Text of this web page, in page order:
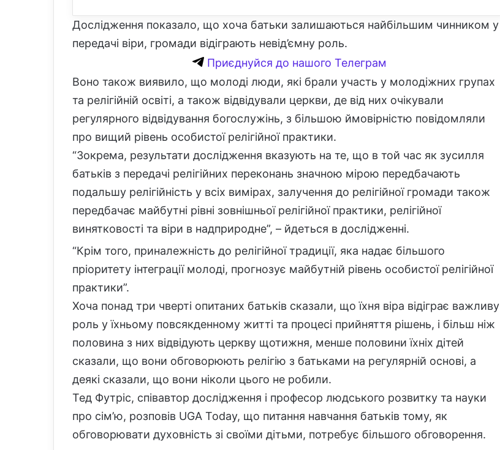
Дослідження показало, що хоча батьки залишаються найбільшим чинником у
передачі віри, громади відіграють невід’ємну роль.
Приєднуйся до нашого Телеграм
Воно також виявило, що молоді люди, які брали участь у молодіжних групах
та релігійній освіті, а також відвідували церкви, де від них очікували
регулярного відвідування богослужінь, з більшою ймовірністю повідомляли
про вищий рівень особистої релігійної практики.
“Зокрема, результати дослідження вказують на те, що в той час як зусилля
батьків з передачі релігійних переконань значною мірою передбачають
подальшу релігійність у всіх вимірах, залучення до релігійної громади також
передбачає майбутні рівні зовнішньої релігійної практики, релігійної
винятковості та віри в надприродне”, – йдеться в дослідженні.
“Крім того, приналежність до релігійної традиції, яка надає більшого
пріоритету інтеграції молоді, прогнозує майбутній рівень особистої релігійної
практики”.
Хоча понад три чверті опитаних батьків сказали, що їхня віра відіграє важливу
роль у їхньому повсякденному житті та процесі прийняття рішень, і більш ніж
половина з них відвідують церкву щотижня, менше половини їхніх дітей
сказали, що вони обговорюють релігію з батьками на регулярній основі, а
деякі сказали, що вони ніколи цього не робили.
Тед Футріс, співавтор дослідження і професор людського розвитку та науки
про сім’ю, розповів UGA Today, що питання навчання батьків тому, як
обговорювати духовність зі своїми дітьми, потребує більшого обговорення.